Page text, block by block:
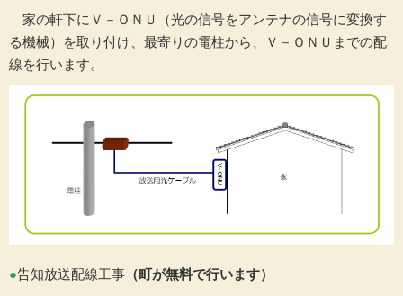
家の軒下にＶ－ＯＮＵ（光の信号をアンテナの信号に変換す
る機械）を取り付け、最寄りの電柱から、Ｖ－ＯＮＵまでの配
線を行います。
●告知放送配線工事 （町が無料で行います）